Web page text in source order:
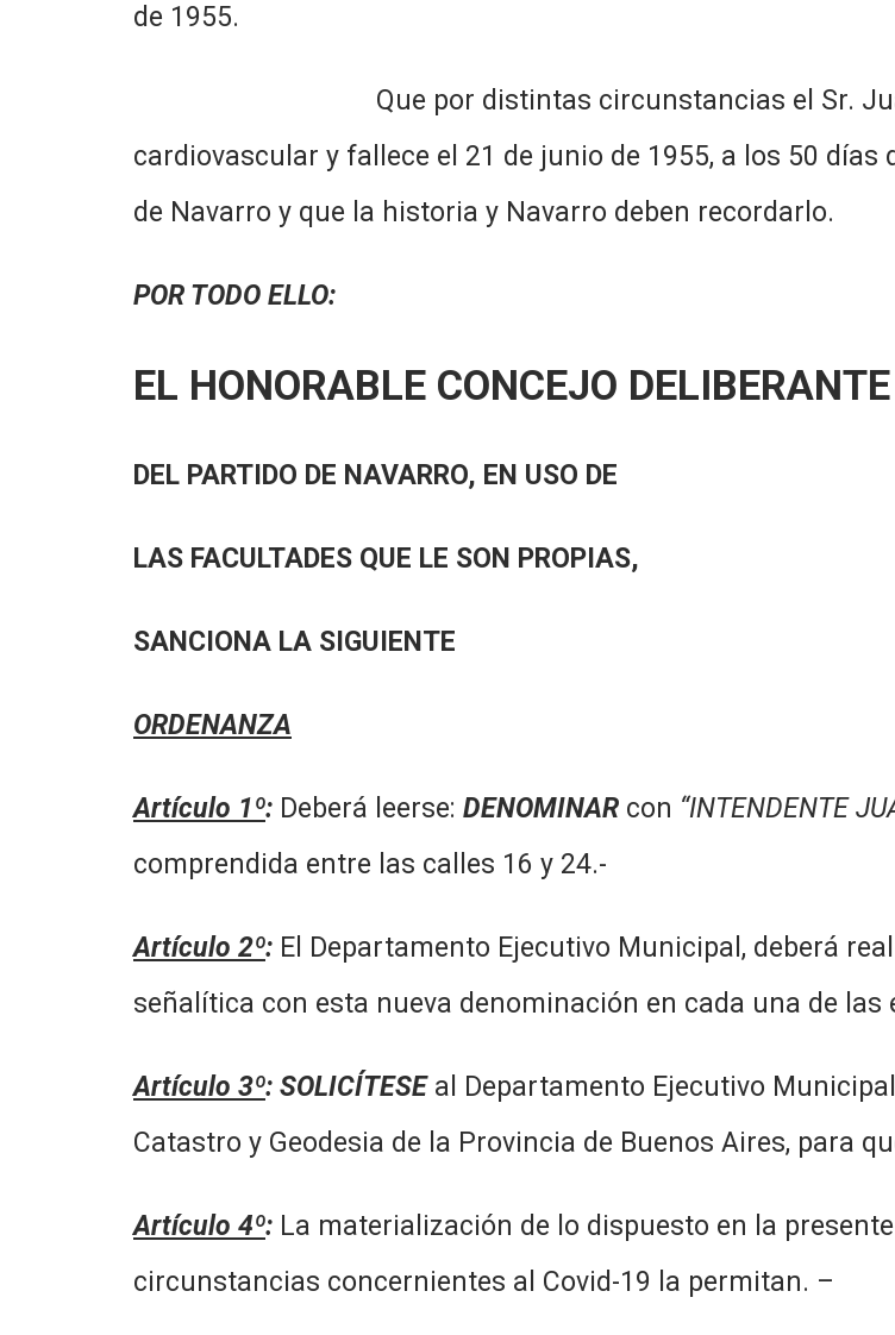
de 1955.
Que por distintas circunstancias el Sr. Juan
cardiovascular y fallece el 21 de junio de 1955, a los 50
de Navarro y que la historia y Navarro deben recordarlo.
POR TODO ELLO:
EL HONORABLE CONCEJO DELIBERANTE
DEL PARTIDO DE NAVARRO, EN USO DE
LAS FACULTADES QUE LE SON PROPIAS,
SANCIONA LA SIGUIENTE
ORDENANZA
Artículo 1º: Deberá leerse: DENOMINAR con “INTENDENTE
comprendida entre las calles 16 y 24.-
Artículo 2º: El Departamento Ejecutivo Municipal, deberá
señalítica con esta nueva denominación en cada una de
Artículo 3º: SOLICÍTESEal Departamento Ejecutivo
Catastro y Geodesia de la Provincia de Buenos Aires, para
Artículo 4º: La materialización de lo dispuesto en la
circunstancias concernientes al Covid-19 la permitan. –